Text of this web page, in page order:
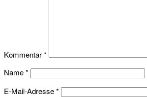
Kommentar*
Name*
E-Mail-Adresse*